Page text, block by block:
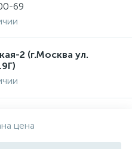
69
2 (г.Москва ул.
цена